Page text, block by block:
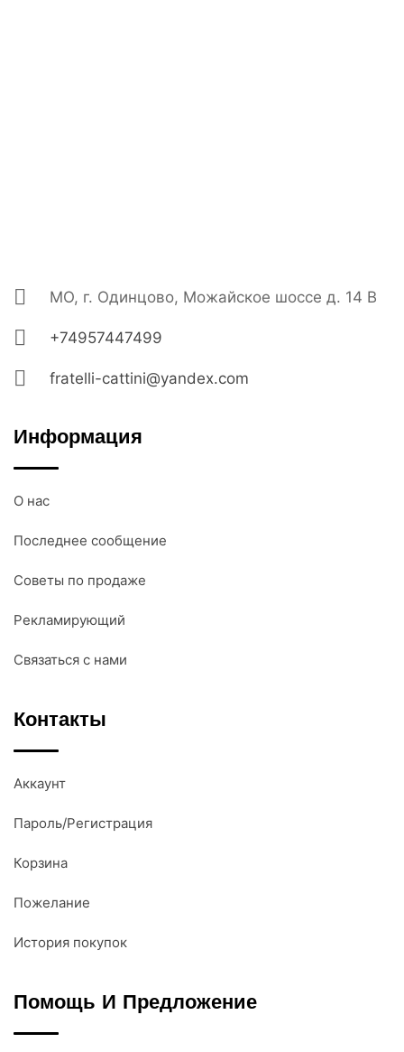
МО, г. Одинцово, Можайское шоссе д. 14 В
+74957447499
fratelli-cattini@yandex.com
Информация
О нас
Последнее сообщение
Советы по продаже
Рекламирующий
Связаться с нами
Контакты
Аккаунт
Пароль/Регистрация
Корзина
Пожелание
История покупок
Помощь И Предложение